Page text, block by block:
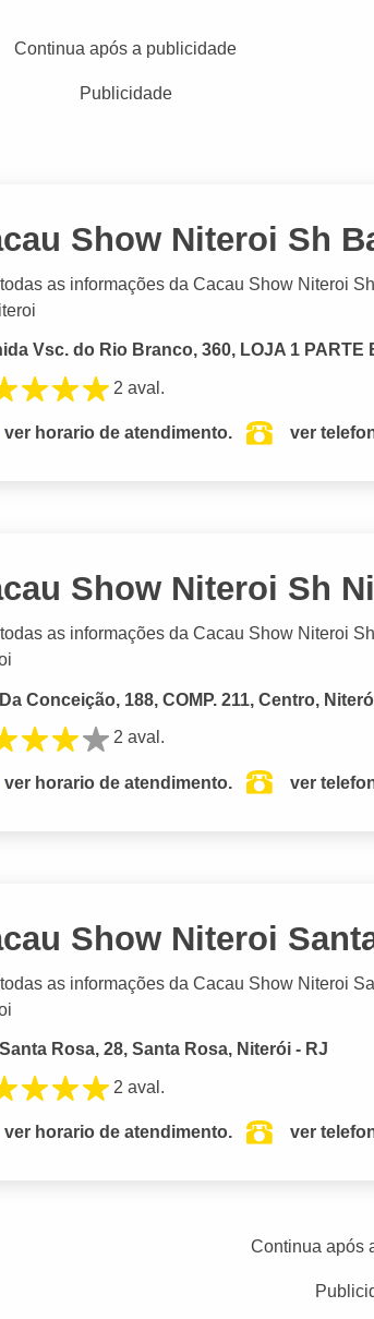
Continua após a publicidade
Publicidade
Show Niteroi Sh
as informações da Cacau Show Niteroi
Vsc. do Rio Branco, 360, LOJA 1
2 aval.
ver horario de atendimento. ver
Show Niteroi Sh
as informações da Cacau Show Niteroi
Conceição, 188, COMP. 211, Centro,
2 aval.
ver horario de atendimento. ver
Show Niteroi
as informações da Cacau Show Niteroi
Rosa, 28, Santa Rosa, Niterói - RJ
2 aval.
ver horario de atendimento. ver
Continua após